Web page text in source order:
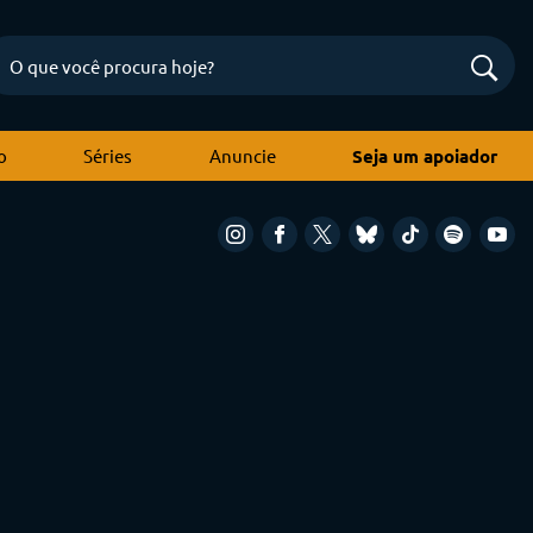
Séries Anuncie Seja um apoiador